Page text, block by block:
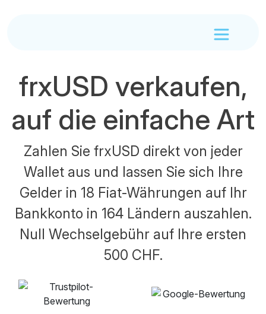
frxUSD verkaufen,
auf die einfache Art
Zahlen Sie frxUSD direkt von jeder
Wallet aus und lassen Sie sich Ihre
Gelder in 18 Fiat-Währungen auf Ihr
Bankkonto in 164 Ländern auszahlen.
Null Wechselgebühr auf Ihre ersten
500 CHF.